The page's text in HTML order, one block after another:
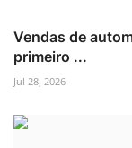
Vendas de
primeiro ...
Jul 28, 2026